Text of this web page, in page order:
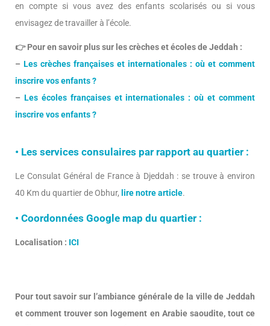
en compte si vous avez des enfants scolarisés ou si vous
envisagez de travailler à l’école.
👉Pour en savoir plus sur les crèches et écoles de Jeddah :
– Les crèches françaises et internationales : où et comment
inscrire vos enfants ?
– Les écoles françaises et internationales : où et comment
inscrire vos enfants ?
• Les services consulaires par rapport au quartier :
Le Consulat Général de France à Djeddah : se trouve à environ
40 Km du quartier de Obhur, lire notre article.
• Coordonnées Google map du quartier :
Localisation : ICI
Pour tout savoir sur l’ambiance générale de la ville de Jeddah
et comment trouver son logement en Arabie saoudite, tout ce